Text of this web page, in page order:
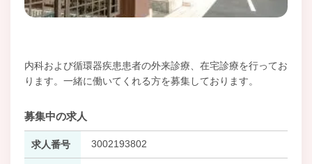
内科および循環器疾患患者の外来診療、在宅診療を行ってお
ります。一緒に働いてくれる方を募集しております。
募集中の求人
求人番号 3002193802